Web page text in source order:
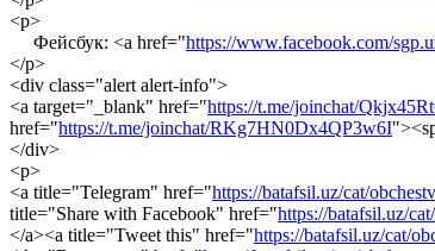
<p>
Фейсбук: <a href="https://www.facebook.com/
</p>
<div class="alert alert-info">
<a target="_blank" href="https://t.me/joinchat/
href="https://t.me/joinchat/RKg7HN0Dx4QP3w6I
</div>
<p>
<a title="Telegram" href="https://batafsil.uz/cat/
title="Share with Facebook" href="https://batafsil.uz/
</a><a title="Tweet this" href="https://batafsil.uz/cat/